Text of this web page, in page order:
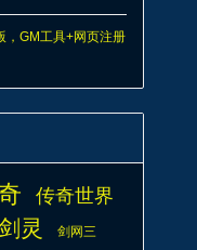
，GM工具+网页注册
传奇世界
灵 剑网三